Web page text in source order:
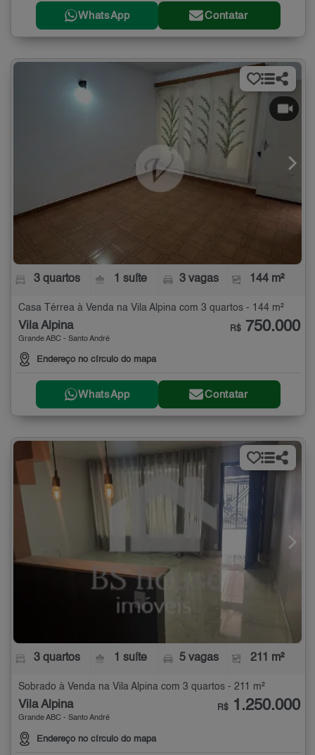
WhatsApp Contatar
3 quartos 1 suíte 3 vagas 144 m²
Casa Térrea à Venda na Vila Alpina com 3 quartos - 144 m²
Vila Alpina
Grande ABC - Santo André
Endereço no círculo do mapa
R$ 750.000
WhatsApp Contatar
3 quartos 1 suíte 5 vagas 211 m²
Sobrado à Venda na Vila Alpina com 3 quartos - 211 m²
Vila Alpina
Grande ABC - Santo André
Endereço no círculo do mapa
R$ 1.250.000